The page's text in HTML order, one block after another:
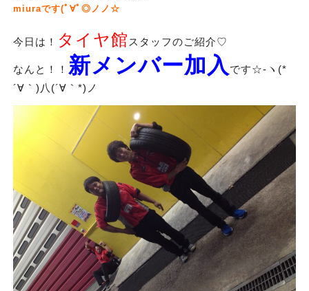
miuraです(ﾟ∀ﾟ◎ノノ☆
今日は！ タイヤ館 スタッフのご紹介♡
なんと！！ 新メンバー加入 です☆-ヽ(*
´∀｀)八(´∀｀*)ノ